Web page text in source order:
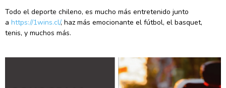
Todo el deporte chileno, es mucho más entretenido junto
a https://1wins.cl/, haz más emocionante el fútbol, el basquet,
tenis, y muchos más.